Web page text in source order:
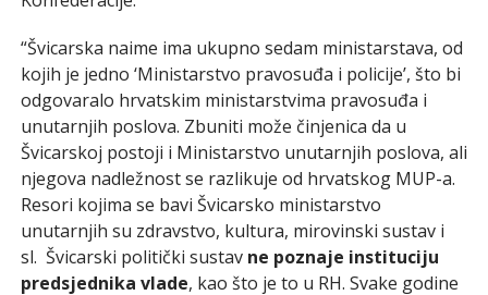
“Švicarska naime ima ukupno sedam ministarstava, od
kojih je jedno ‘Ministarstvo pravosuđa i policije’, što bi
odgovaralo hrvatskim ministarstvima pravosuđa i
unutarnjih poslova. Zbuniti može činjenica da u
Švicarskoj postoji i Ministarstvo unutarnjih poslova, ali
njegova nadležnost se razlikuje od hrvatskog MUP-a.
Resori kojima se bavi Švicarsko ministarstvo
unutarnjih su zdravstvo, kultura, mirovinski sustav i
sl. Švicarski politički sustav ne poznaje instituciju
predsjednika vlade, kao što je to u RH. Svake godine